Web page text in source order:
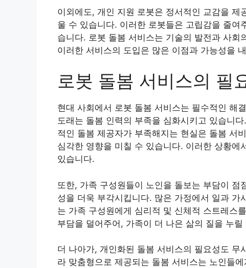
이외에도, 개인 지원 로봇은 정서적인 교감을
울 수 있습니다. 이러한 로봇들은 고립감을 줄
습니다. 로봇 돌봄 서비스는 기술의 발전과 사
이러한 서비스의 도입은 많은 이점과 가능성을
로봇 돌봄 서비스의 필
현대 사회에서 로봇 돌봄 서비스는 필수적인 해
도래는 돌봄 인력의 부족을 심화시키고 있습니
적인 돌봄 제공자가 부족해지는 현실은 돌봄 서
심각한 영향을 미칠 수 있습니다. 이러한 상황
있습니다.
또한, 가족 구성원들이 노인을 돌보는 부담이
성을 더욱 부각시킵니다. 많은 가정에서 일과
는 가족 구성원에게 심리적 및 신체적 스트레스
부담을 덜어주어, 가족이 더 나은 삶의 질을 누
더 나아가, 개인화된 돌봄 서비스의 필요성도
라 맞춤형으로 제공되는 돌봄 서비스는 노인들